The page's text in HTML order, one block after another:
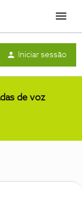
Menu
Iniciar sessão
de voz